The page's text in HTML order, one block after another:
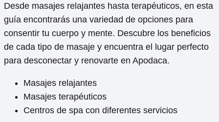
Desde masajes relajantes hasta terapéuticos, en esta
guía encontrarás una variedad de opciones para
consentir tu cuerpo y mente. Descubre los beneficios
de cada tipo de masaje y encuentra el lugar perfecto
para desconectar y renovarte en Apodaca.
Masajes relajantes
Masajes terapéuticos
Centros de spa con diferentes servicios